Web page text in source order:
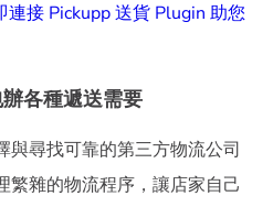
接 Pickupp 送貨 Plugin 助您
各種遞送需要
與尋找可靠的第三方物流公司
繁雜的物流程序，讓店家自己